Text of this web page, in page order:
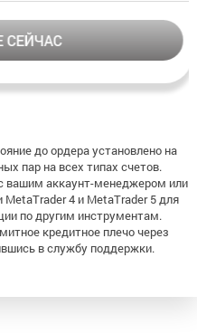
СЕЙЧАС
до ордера установлено на
пар на всех типах счетов.
вашим аккаунт-менеджером или
4 и MetaTrader 5 для
по другим инструментам.
кредитное плечо через
в службу поддержки.